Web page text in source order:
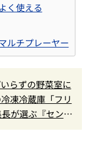
く使える
ルチプレーヤー
らずの野菜室に
凍冷蔵庫「フリ
が選ぶ『センス